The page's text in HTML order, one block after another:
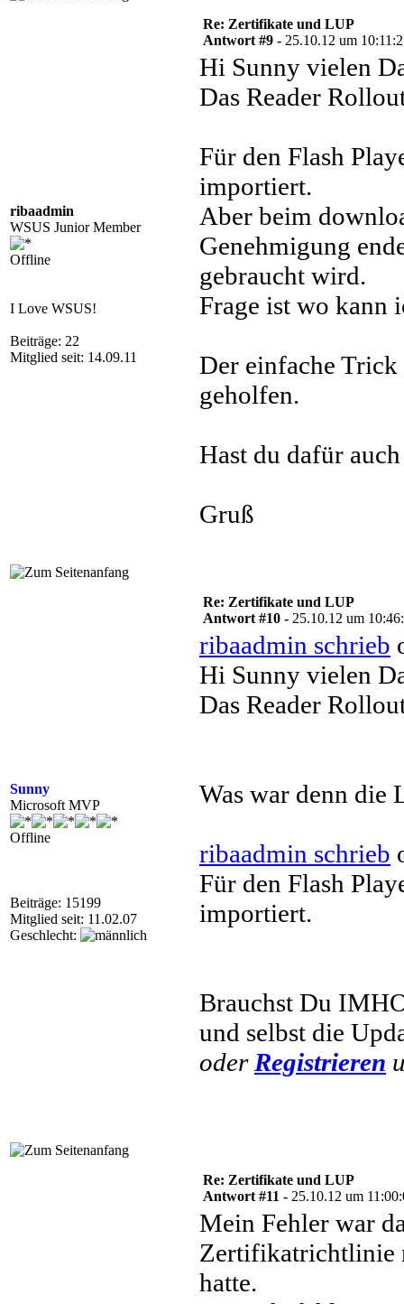
ribaadmin
WSUS Junior Member
Offline
I Love WSUS!
Beiträge: 22
Mitglied seit: 14.09.11
Re: Zertifikate und LUP
Antwort #9 - 25.10.12 um
Hi Sunny vielen
Das Reader
Für den Flash
importiert.
Aber beim
Genehmigung
gebraucht wird.
Frage ist wo kann
Der einfache Trick
geholfen.
Hast du dafür
Gruß
Sunny
Microsoft MVP
Offline
Beiträge: 15199
Mitglied seit: 11.02.07
Geschlecht:
Re: Zertifikate und LUP
Antwort #10 - 25.10.12 um
ribaadmin schrieb
Hi Sunny vielen
Das Reader
Was war denn die
ribaadmin schrieb
Für den Flash
importiert.
Brauchst Du
und selbst die
oder Registrieren
Re: Zertifikate und LUP
Antwort #11 - 25.10.12 um
Mein Fehler war
Zertifikatrichtlinie
hatte.